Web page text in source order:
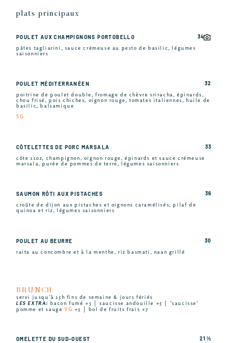
plats principaux
POULET AUX CHAMPIGNONS PORTOBELLO
pâtes tagliarini, sauce crémeuse au pesto de basilic, légumes
saisonniers
34
POULET MÉDITERRANÉEN
poitrine de poulet double, fromage de chèvre sriracha, épinards,
chou frisé, pois chiches, oignon rouge, tomates italiennes, huile de
basilic, balsamique
SG
32
CÔTELETTES DE PORC MARSALA
côte 11oz, champignon, oignon rouge, épinards et sauce crémeuse
marsala, purée de pommes de terre, légumes saisonniers
33
SAUMON RÔTI AUX PISTACHES
croûte de dijon aux pistaches et oignons caramélisés, pilaf de
quinoa et riz, légumes saisonniers
36
POULET AU BEURRE
raita au concombre et à la menthe, riz basmati, naan grillé
30
BRUNCH
servi jusqu'à 15h fins de semaine & jours fériés
LES EXTRA:
bacon fumé +5 │ saucisse andouille +5 │ 'saucisse'
pomme et sauge VG +5 │ bol de fruits frais +7
OMELETTE DU SUD-OUEST 21 ½